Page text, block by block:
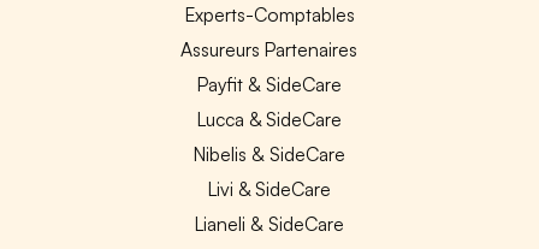
Experts-Comptables
Assureurs Partenaires
Payfit & SideCare
Lucca & SideCare
Nibelis & SideCare
Livi & SideCare
Lianeli & SideCare